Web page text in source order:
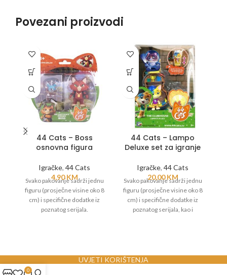
Povezani proizvodi
44 Cats – Boss
osnovna figura
Igračke, 44 Cats
4,90KM
Svako pakovanje sadrži jednu
figuru (prosječne visine oko 8
cm) i specifične dodatke iz
poznatog serijala.
44 Cats – Lampo
Deluxe set za igranje
Igračke, 44 Cats
20,00KM
Svako pakovanje sadrži jednu
figuru (prosječne visine oko 8
cm) i specifične dodatke iz
poznatog serijala, kao i
UVJETI KORIŠTENJA
0